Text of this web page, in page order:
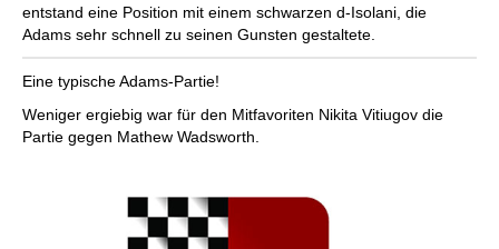
entstand eine Position mit einem schwarzen d-Isolani, die
Adams sehr schnell zu seinen Gunsten gestaltete.
Eine typische Adams-Partie!
Weniger ergiebig war für den Mitfavoriten Nikita Vitiugov die
Partie gegen Mathew Wadsworth.